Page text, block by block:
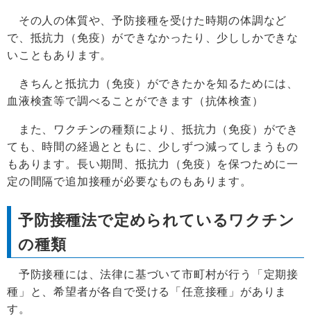
その人の体質や、予防接種を受けた時期の体調など
で、抵抗力（免疫）ができなかったり、少ししかできな
いこともあります。
きちんと抵抗力（免疫）ができたかを知るためには、
血液検査等で調べることができます（抗体検査）
また、ワクチンの種類により、抵抗力（免疫）ができ
ても、時間の経過とともに、少しずつ減ってしまうもの
もあります。長い期間、抵抗力（免疫）を保つために一
定の間隔で追加接種が必要なものもあります。
予防接種法で定められているワクチン
の種類
予防接種には、法律に基づいて市町村が行う「定期接
種」と、希望者が各自で受ける「任意接種」がありま
す。